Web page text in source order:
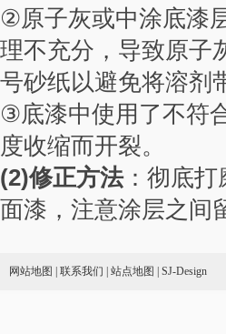
②原子灰或中涂底漆
理不充分，导致原子
号砂纸以避免将溶剂
③底漆中使用了不符
度收缩而开裂。
(2)修正方法：彻底打
面漆，注意涂层之间
网站地图 联系我们 站点地图 SJ-Design